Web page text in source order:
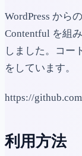
WordPress から
Contentful を組
しました。コー
をしています。
https://
利用方法